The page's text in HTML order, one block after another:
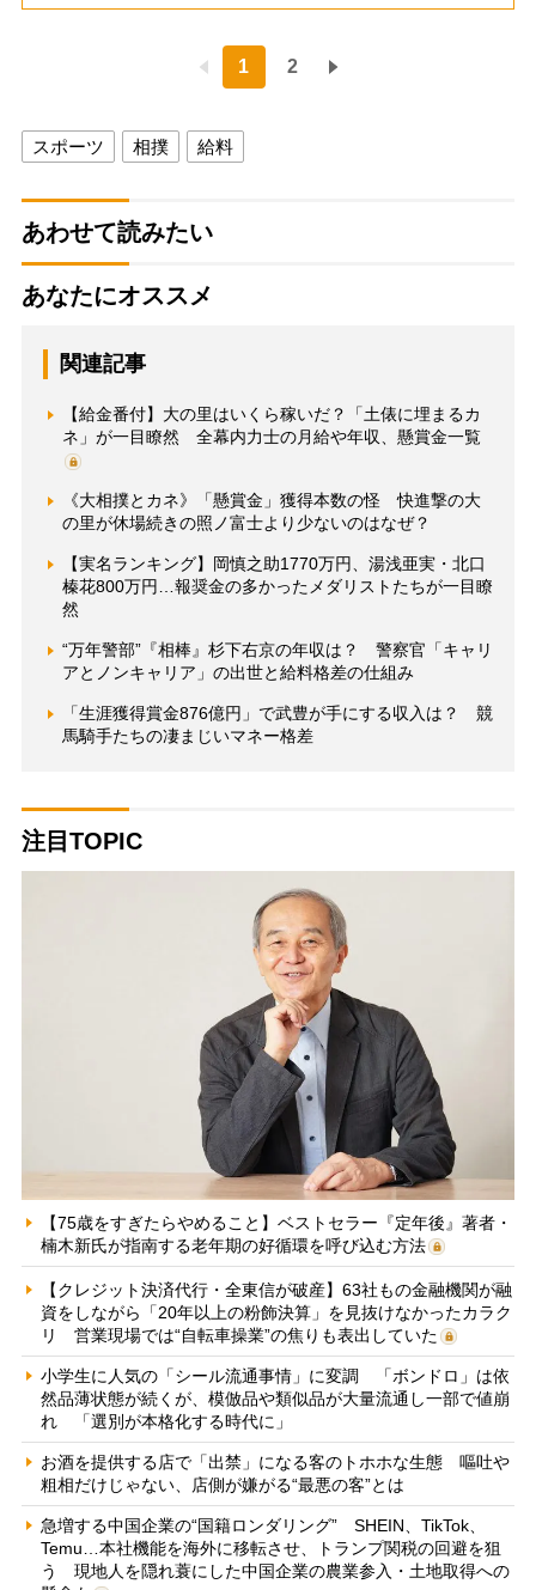
1 2
スポーツ 相撲 給料
あわせて読みたい
あなたにオススメ
関連記事
【給金番付】大の里はいくら稼いだ？「土俵に埋まるカ
ネ」が一目瞭然 全幕内力士の月給や年収、懸賞金一覧
《大相撲とカネ》「懸賞金」獲得本数の怪 快進撃の大
の里が休場続きの照ノ富士より少ないのはなぜ？
【実名ランキング】岡慎之助1770万円、湯浅亜実・北口
榛花800万円…報奨金の多かったメダリストたちが一目瞭
然
“万年警部”『相棒』杉下右京の年収は？ 警察官「キャリ
アとノンキャリア」の出世と給料格差の仕組み
「生涯獲得賞金876億円」で武豊が手にする収入は？ 競
馬騎手たちの凄まじいマネー格差
注目TOPIC
【75歳をすぎたらやめること】ベストセラー『定年後』著者・
楠木新氏が指南する老年期の好循環を呼び込む方法
【クレジット決済代行・全東信が破産】63社もの金融機関が融
資をしながら「20年以上の粉飾決算」を見抜けなかったカラク
リ 営業現場では“自転車操業”の焦りも表出していた
小学生に人気の「シール流通事情」に変調 「ボンドロ」は依
然品薄状態が続くが、模倣品や類似品が大量流通し一部で値崩
れ 「選別が本格化する時代に」
お酒を提供する店で「出禁」になる客のトホホな生態 嘔吐や
粗相だけじゃない、店側が嫌がる“最悪の客”とは
急増する中国企業の“国籍ロンダリング” SHEIN、TikTok、
Temu…本社機能を海外に移転させ、トランプ関税の回避を狙
う 現地人を隠れ蓑にした中国企業の農業参入・土地取得への